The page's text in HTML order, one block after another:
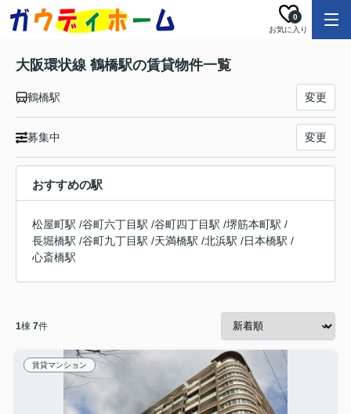
お気に入り
0
大阪環状線 鶴橋駅の賃貸物件一覧
鶴橋駅 変更
募集中 変更
おすすめの駅
松屋町駅 /谷町六丁目駅 /谷町四丁目駅 /堺筋本町駅 /
長堀橋駅 /谷町九丁目駅 /天満橋駅 /北浜駅 /日本橋駅 /
心斎橋駅
1棟 7件
賃貸マンション